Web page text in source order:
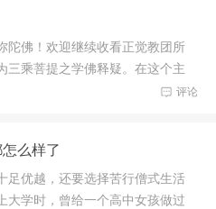
陀佛！欢迎继续收看正觉教团所
三乘菩提之学佛释疑。在这个主
评论
么样了
足优越，还要选择苦行僧式生活
大学时，曾给一个高中女孩做过